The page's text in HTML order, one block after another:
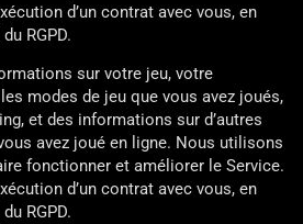
d’un contrat avec vous, en
RGPD.
sur votre jeu, votre
modes de jeu que vous avez joués,
et des informations sur d’autres
avez joué en ligne. Nous utilisons
fonctionner et améliorer le Service.
d’un contrat avec vous, en
RGPD.